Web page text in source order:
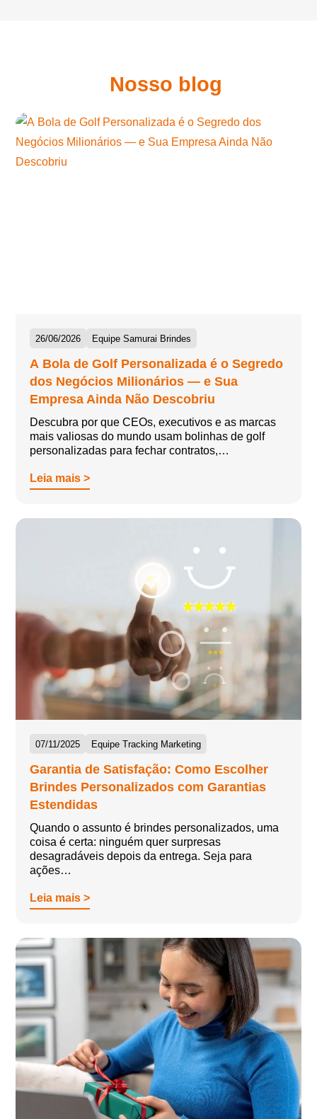
Nosso blog
26/06/2026 Equipe Samurai Brindes
A Bola de Golf Personalizada é o Segredo
dos Negócios Milionários — e Sua
Empresa Ainda Não Descobriu
Descubra por que CEOs, executivos e as marcas
mais valiosas do mundo usam bolinhas de golf
personalizadas para fechar contratos,…
Leia mais >
07/11/2025 Equipe Tracking Marketing
Garantia de Satisfação: Como Escolher
Brindes Personalizados com Garantias
Estendidas
Quando o assunto é brindes personalizados, uma
coisa é certa: ninguém quer surpresas
desagradáveis depois da entrega. Seja para
ações…
Leia mais >